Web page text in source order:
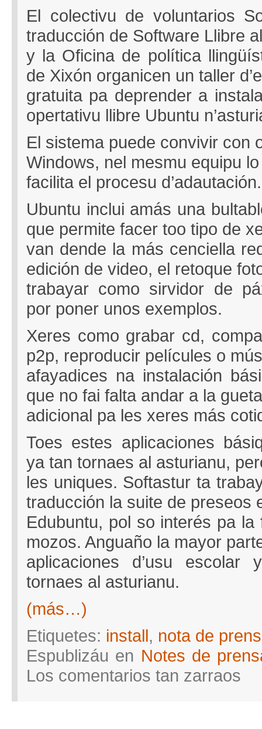
El colectivu de voluntarios
traducción de Software Llibre
y la Oficina de política
de Xixón organicen un taller
gratuita pa deprender a
opertativu llibre Ubuntu
El sistema puede convivir con
Windows, nel mesmu equipu
facilita el procesu d’adautación.
Ubuntu inclui amás una
que permite facer too tipo de
van dende la más cenciella
edición de video, el retoque
trabayar como sirvidor de
por poner unos exemplos.
Xeres como grabar cd,
p2p, reproducir películes o
afayadices na instalación
que no fai falta andar a la
adicional pa les xeres más
Toes estes aplicaciones
ya tan tornaes al asturianu,
les uniques. Softastur ta
traducción la suite de preseos
Edubuntu, pol so interés pa
mozos. Anguaño la mayor
aplicaciones d’usu
tornaes al asturianu.
(más…)
Etiquetes: install, nota de
Espublizáu en Notes de
Los comentarios tan zarraos